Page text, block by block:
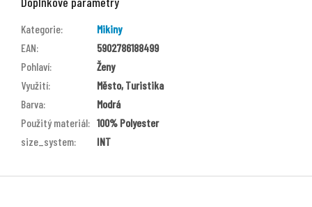
Kategorie:
Mikiny
EAN:
5902786188499
Pohlaví:
Ženy
Využití:
Město, Turistika
Barva:
Modrá
Použitý materiál: 100% Polyester
size_system: INT